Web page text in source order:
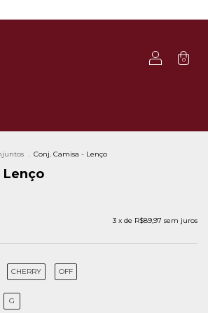
0
. Conj. Camisa - Lenço
Lenço
3 x de R$89,97 sem juros
CHERRY OFF
G